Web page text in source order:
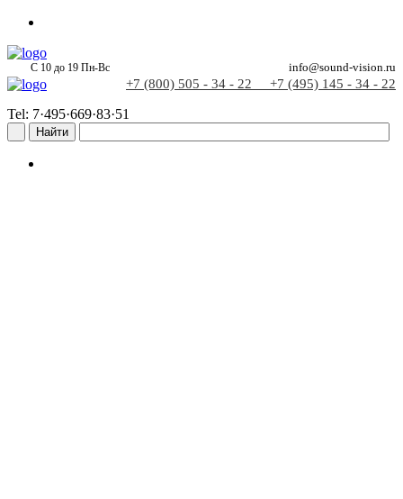
С 10 до 19 Пн-Вс info@sound-vision.ru
+7 (800) 505 - 34 - 22 +7 (495) 145 - 34 - 22
Tel: 7·495·669·83·51